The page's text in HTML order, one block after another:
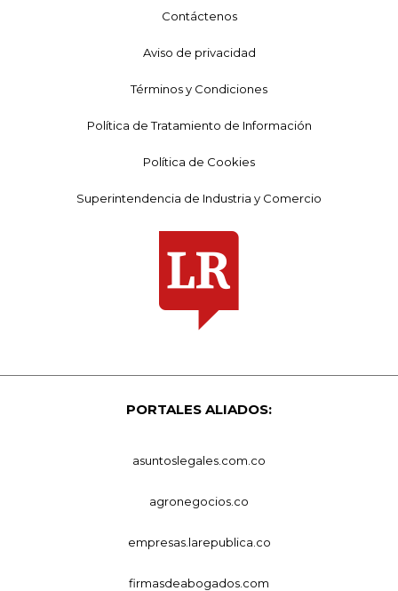
Contáctenos
Aviso de privacidad
Términos y Condiciones
Política de Tratamiento de Información
Política de Cookies
Superintendencia de Industria y Comercio
PORTALES ALIADOS:
asuntoslegales.com.co
agronegocios.co
empresas.larepublica.co
firmasdeabogados.com